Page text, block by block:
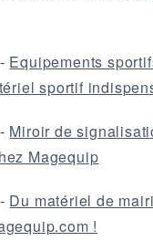
Equipements
sportif
Miroir de
Magequip
Du matériel de
!